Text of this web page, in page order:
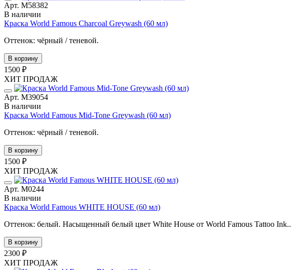
Арт. М58382
В наличии
Краска World Famous Charcoal Greywash (60 мл)
Оттенок: чёрный / теневой.
В корзину
1500 ₽
ХИТ ПРОДАЖ
Арт. М39054
В наличии
Краска World Famous Mid-Tone Greywash (60 мл)
Оттенок: чёрный / теневой.
В корзину
1500 ₽
ХИТ ПРОДАЖ
Арт. М0244
В наличии
Краска World Famous WHITE HOUSE (60 мл)
Оттенок: белый. Насыщенный белый цвет White House от World Famous Tattoo Ink..
В корзину
2300 ₽
ХИТ ПРОДАЖ